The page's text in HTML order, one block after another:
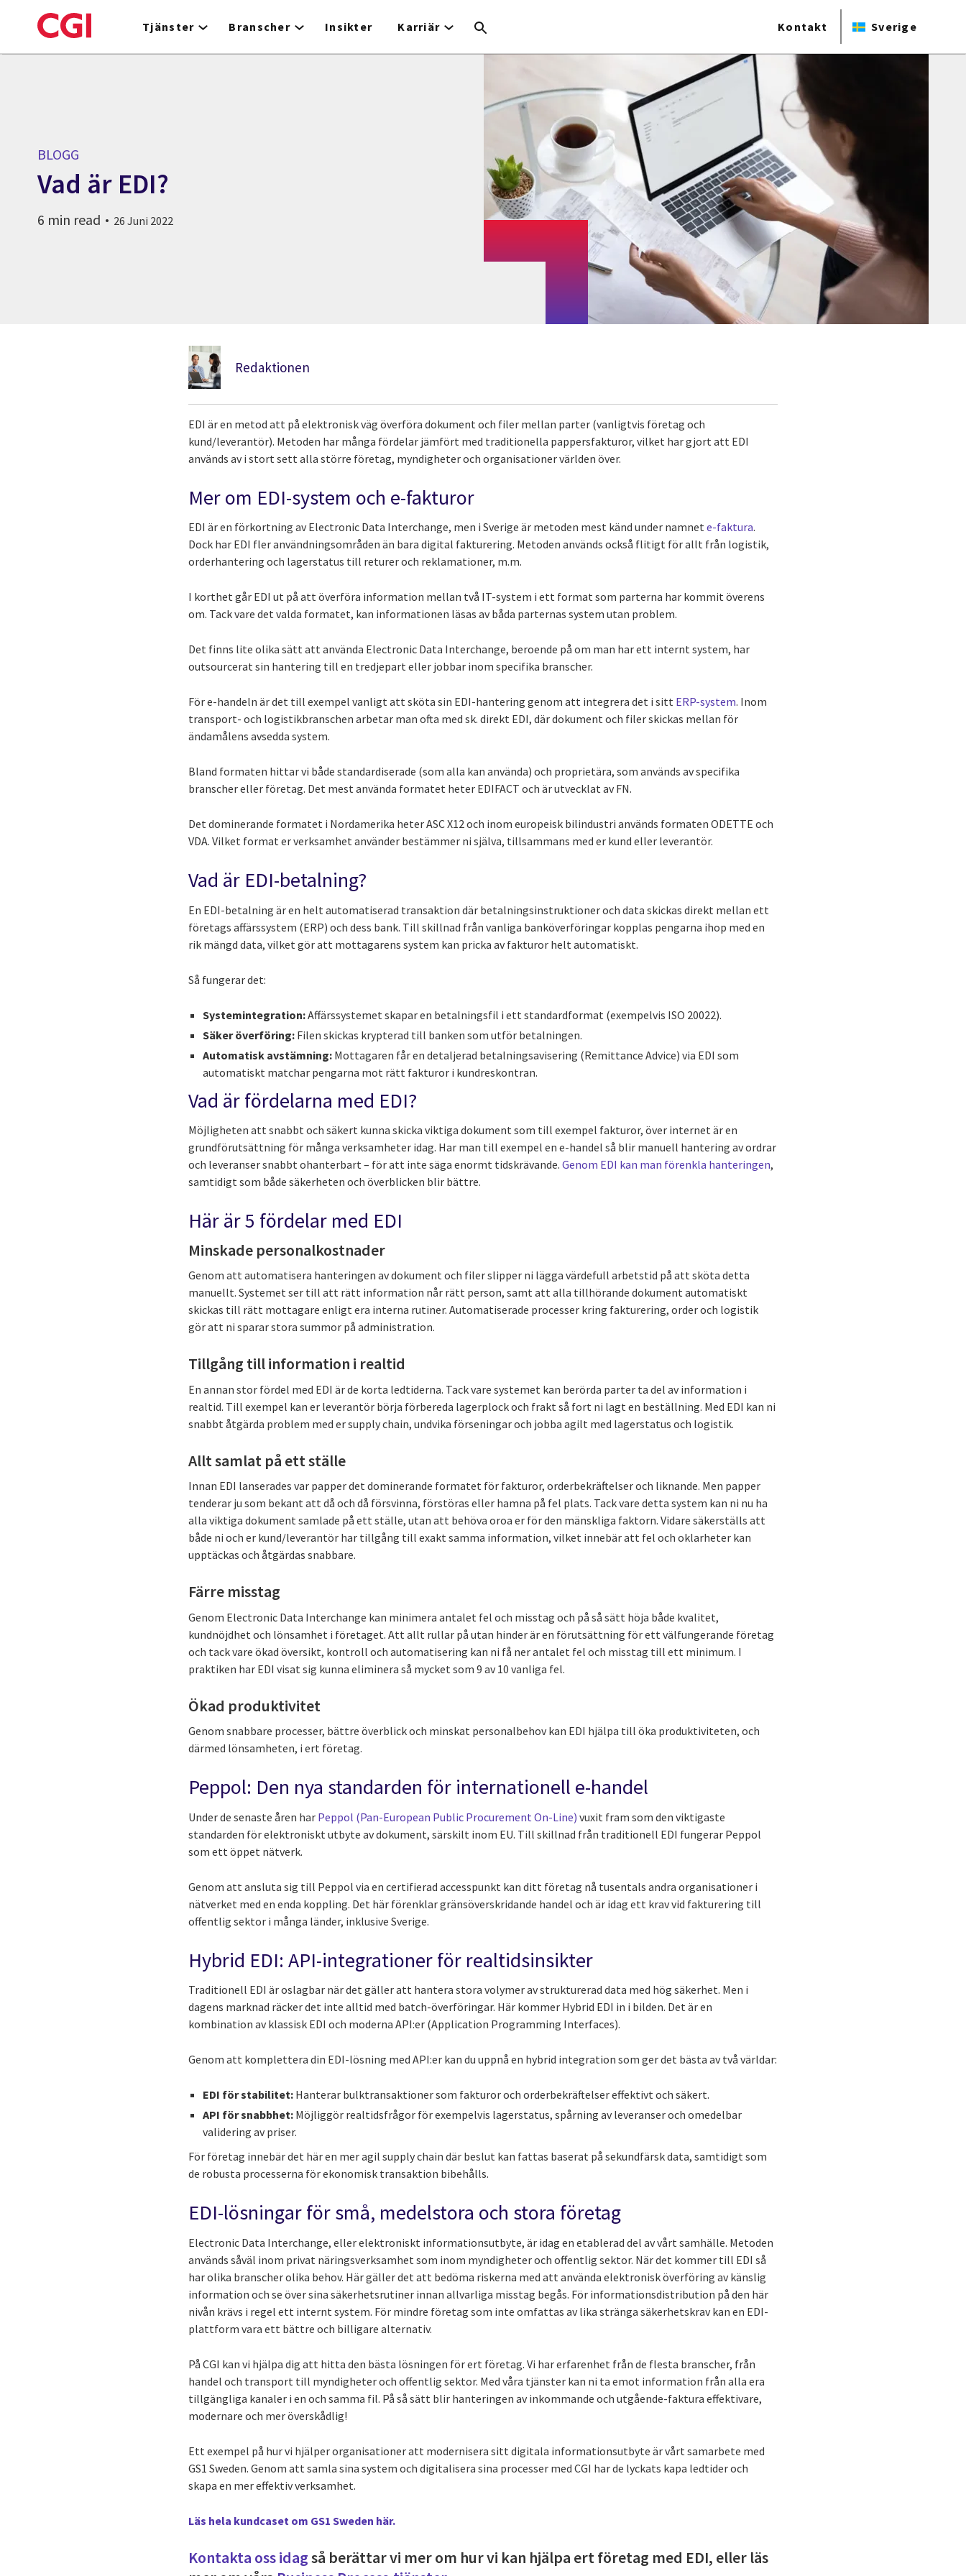
to
Tjänster Branscher Insikter Karriär Kontakt Sverige
BLOGG
Vad är EDI?
6 min read 26 Juni 2022
Redaktionen
EDI är en metod att på elektronisk väg överföra dokument och filer mellan parter (vanligtvis företag och
kund/leverantör). Metoden har många fördelar jämfört med traditionella pappersfakturor, vilket har gjort att EDI
används av i stort sett alla större företag, myndigheter och organisationer världen över.
Mer om EDI-system och e-fakturor
EDI är en förkortning av Electronic Data Interchange, men i Sverige är metoden mest känd under namnete-faktura.
Dock har EDI fler användningsområden än bara digital fakturering. Metoden används också flitigt för allt från logistik,
orderhantering och lagerstatus till returer och reklamationer, m.m.
I korthet går EDI ut på att överföra information mellan två IT-system i ett format som parterna har kommit överens
om. Tack vare det valda formatet, kan informationen läsas av båda parternas system utan problem.
Det finns lite olika sätt att använda Electronic Data Interchange, beroende på om man har ett internt system, har
outsourcerat sin hantering till en tredjepart eller jobbar inom specifika branscher.
För e-handeln är det till exempel vanligt att sköta sin EDI-hantering genom att integrera det i sitt ERP-system. Inom
transport- och logistikbranschen arbetar man ofta med sk. direkt EDI, där dokument och filer skickas mellan för
ändamålens avsedda system.
Bland formaten hittar vi både standardiserade (som alla kan använda) och proprietära, som används av specifika
branscher eller företag. Det mest använda formatet heter EDIFACT och är utvecklat av FN.
Det dominerande formatet i Nordamerika heter ASC X12 och inom europeisk bilindustri används formaten ODETTE och
VDA. Vilket format er verksamhet använder bestämmer ni själva, tillsammans med er kund eller leverantör.
Vad är EDI-betalning?
En EDI-betalning är en helt automatiserad transaktion där betalningsinstruktioner och data skickas direkt mellan ett
företags affärssystem (ERP) och dess bank. Till skillnad från vanliga banköverföringar kopplas pengarna ihop med en
rik mängd data, vilket gör att mottagarens system kan pricka av fakturor helt automatiskt.
Så fungerar det:
Systemintegration:Affärssystemet skapar en betalningsfil i ett standardformat (exempelvis ISO 20022).
Säker överföring: Filen skickas krypterad till banken som utför betalningen.
Automatisk avstämning: Mottagaren får en detaljerad betalningsavisering (Remittance Advice) via EDI som
automatiskt matchar pengarna mot rätt fakturor i kundreskontran.
Vad är fördelarna med EDI?
Möjligheten att snabbt och säkert kunna skicka viktiga dokument som till exempel fakturor, över internet är en
grundförutsättning för många verksamheter idag. Har man till exempel en e-handel så blir manuell hantering av ordrar
och leveranser snabbt ohanterbart – för att inte säga enormt tidskrävande.Genom EDI kan man förenkla hanteringen,
samtidigt som både säkerheten och överblicken blir bättre.
Här är 5 fördelar med EDI
Minskade personalkostnader
Genom att automatisera hanteringen av dokument och filer slipper ni lägga värdefull arbetstid på att sköta detta
manuellt. Systemet ser till att rätt information når rätt person, samt att alla tillhörande dokument automatiskt
skickas till rätt mottagare enligt era interna rutiner. Automatiserade processer kring fakturering, order och logistik
gör att ni sparar stora summor på administration.
Tillgång till information i realtid
En annan stor fördel med EDI är de korta ledtiderna. Tack vare systemet kan berörda parter ta del av information i
realtid. Till exempel kan er leverantör börja förbereda lagerplock och frakt så fort ni lagt en beställning. Med EDI kan ni
snabbt åtgärda problem med er supply chain, undvika förseningar och jobba agilt med lagerstatus och logistik.
Allt samlat på ett ställe
Innan EDI lanserades var papper det dominerande formatet för fakturor, orderbekräftelser och liknande. Men papper
tenderar ju som bekant att då och då försvinna, förstöras eller hamna på fel plats. Tack vare detta system kan ni nu ha
alla viktiga dokument samlade på ett ställe, utan att behöva oroa er för den mänskliga faktorn. Vidare säkerställs att
både ni och er kund/leverantör har tillgång till exakt samma information, vilket innebär att fel och oklarheter kan
upptäckas och åtgärdas snabbare.
Färre misstag
Genom Electronic Data Interchange kan minimera antalet fel och misstag och på så sätt höja både kvalitet,
kundnöjdhet och lönsamhet i företaget. Att allt rullar på utan hinder är en förutsättning för ett välfungerande företag
och tack vare ökad översikt, kontroll och automatisering kan ni få ner antalet fel och misstag till ett minimum. I
praktiken har EDI visat sig kunna eliminera så mycket som 9 av 10 vanliga fel.
Ökad produktivitet
Genom snabbare processer, bättre överblick och minskat personalbehov kan EDI hjälpa till öka produktiviteten, och
därmed lönsamheten, i ert företag.
Peppol: Den nya standarden för internationell e-handel
Under de senaste åren har Peppol (Pan-European Public Procurement On-Line)vuxit fram som den viktigaste
standarden för elektroniskt utbyte av dokument, särskilt inom EU. Till skillnad från traditionell EDI fungerar Peppol
som ett öppet nätverk.
Genom att ansluta sig till Peppol via en certifierad accesspunkt kan ditt företag nå tusentals andra organisationer i
nätverket med en enda koppling. Det här förenklar gränsöverskridande handel och är idag ett krav vid fakturering till
offentlig sektor i många länder, inklusive Sverige.
Hybrid EDI: API-integrationer för realtidsinsikter
Traditionell EDI är oslagbar när det gäller att hantera stora volymer av strukturerad data med hög säkerhet. Men i
dagens marknad räcker det inte alltid med batch-överföringar. Här kommer Hybrid EDI in i bilden. Det är en
kombination av klassisk EDI och moderna API:er (Application Programming Interfaces).
Genom att komplettera din EDI-lösning med API:er kan du uppnå en hybrid integration som ger det bästa av två världar:
EDI för stabilitet: Hanterar bulktransaktioner som fakturor och orderbekräftelser effektivt och säkert.
API för snabbhet: Möjliggör realtidsfrågor för exempelvis lagerstatus, spårning av leveranser och omedelbar
validering av priser.
För företag innebär det här en mer agil supply chain där beslut kan fattas baserat på sekundfärsk data, samtidigt som
de robusta processerna för ekonomisk transaktion bibehålls.
EDI-lösningar för små, medelstora och stora företag
Electronic Data Interchange, eller elektroniskt informationsutbyte, är idag en etablerad del av vårt samhälle. Metoden
används såväl inom privat näringsverksamhet som inom myndigheter och offentlig sektor. När det kommer till EDI så
har olika branscher olika behov. Här gäller det att bedöma riskerna med att använda elektronisk överföring av känslig
information och se över sina säkerhetsrutiner innan allvarliga misstag begås. För informationsdistribution på den här
nivån krävs i regel ett internt system. För mindre företag som inte omfattas av lika stränga säkerhetskrav kan en EDI-
plattform vara ett bättre och billigare alternativ.
På CGI kan vi hjälpa dig att hitta den bästa lösningen för ert företag. Vi har erfarenhet från de flesta branscher, från
handel och transport till myndigheter och offentlig sektor. Med våra tjänster kan ni ta emot information från alla era
tillgängliga kanaler i en och samma fil. På så sätt blir hanteringen av inkommande och utgående-faktura effektivare,
modernare och mer överskådlig!
Ett exempel på hur vi hjälper organisationer att modernisera sitt digitala informationsutbyte är vårt samarbete med
GS1 Sweden. Genom att samla sina system och digitalisera sina processer med CGI har de lyckats kapa ledtider och
skapa en mer effektiv verksamhet.
Läs hela kundcaset om GS1 Sweden här.
Kontakta oss idagså berättar vi mer om hur vi kan hjälpa ert företag med EDI, eller läs